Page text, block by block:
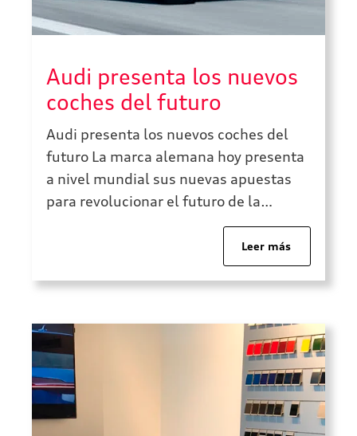
Audi presenta los nuevos
coches del futuro
Audi presenta los nuevos coches del
futuro La marca alemana hoy presenta
a nivel mundial sus nuevas apuestas
para revolucionar el futuro de la
movilidad: el novedoso Audi Q4 e-tron
y su variante coupé, el Audi Q4 e-tron
Sportback. Se trata de dos SUV que
llegan para revolucionar su segmento
Leer más